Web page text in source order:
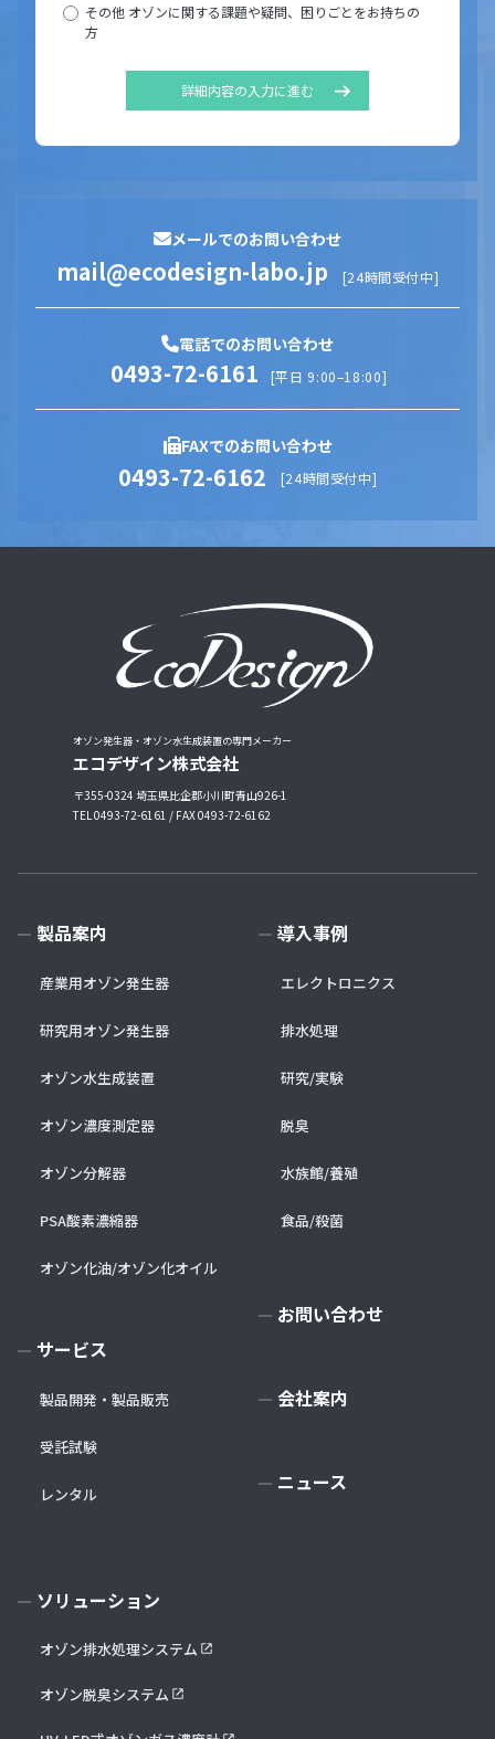
その他 オゾンに関する課題や疑問、困りごとをお持ちの
方
詳細内容の入力に進む
メールでのお問い合わせ
mail@ecodesign-labo.jp [24時間受付中]
電話でのお問い合わせ
0493-72-6161 [平日 9:00–18:00]
FAXでのお問い合わせ
0493-72-6162 [24時間受付中]
オゾン発生器・オゾン水生成装置の専門メーカー
エコデザイン株式会社
〒355-0324 埼玉県比企郡小川町青山926-1
TEL 0493-72-6161 / FAX 0493-72-6162
製品案内
産業用オゾン発生器
研究用オゾン発生器
オゾン水生成装置
オゾン濃度測定器
オゾン分解器
PSA酸素濃縮器
オゾン化油/オゾン化オイル
サービス
製品開発・製品販売
受託試験
レンタル
ソリューション
オゾン排水処理システム
オゾン脱臭システム
導入事例
エレクトロニクス
排水処理
研究/実験
脱臭
水族館/養殖
食品/殺菌
お問い合わせ
会社案内
ニュース